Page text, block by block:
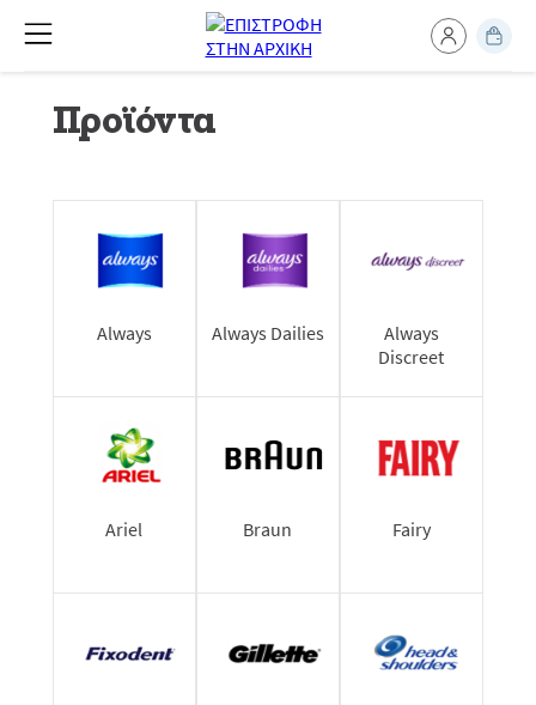
Προϊόντα
Always Always Dailies
Always
Discreet
Ariel Braun Fairy